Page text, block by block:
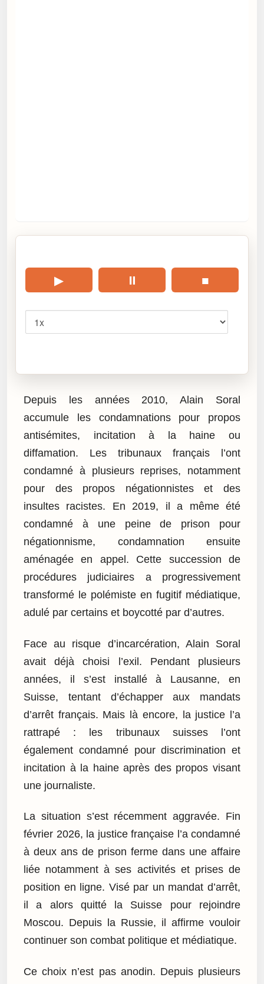
▶ ⏸ ■
Depuis les années 2010, Alain Soral
accumule les condamnations pour propos
antisémites, incitation à la haine ou
diffamation. Les tribunaux français l’ont
condamné à plusieurs reprises, notamment
pour des propos négationnistes et des
insultes racistes. En 2019, il a même été
condamné à une peine de prison pour
négationnisme, condamnation ensuite
aménagée en appel. Cette succession de
procédures judiciaires a progressivement
transformé le polémiste en fugitif médiatique,
adulé par certains et boycotté par d’autres.
Face au risque d’incarcération, Alain Soral
avait déjà choisi l’exil. Pendant plusieurs
années, il s’est installé à Lausanne, en
Suisse, tentant d’échapper aux mandats
d’arrêt français. Mais là encore, la justice l’a
rattrapé : les tribunaux suisses l’ont
également condamné pour discrimination et
incitation à la haine après des propos visant
une journaliste.
La situation s’est récemment aggravée. Fin
février 2026, la justice française l’a condamné
à deux ans de prison ferme dans une affaire
liée notamment à ses activités et prises de
position en ligne. Visé par un mandat d’arrêt,
il a alors quitté la Suisse pour rejoindre
Moscou. Depuis la Russie, il affirme vouloir
continuer son combat politique et médiatique.
Ce choix n’est pas anodin. Depuis plusieurs